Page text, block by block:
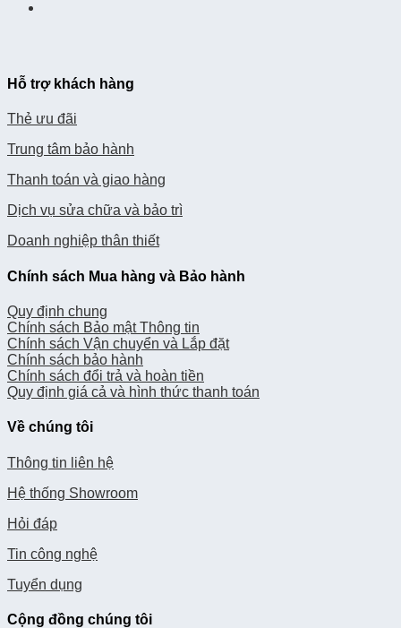
Hỗ trợ khách hàng
Thẻ ưu đãi
Trung tâm bảo hành
Thanh toán và giao hàng
Dịch vụ sửa chữa và bảo trì
Doanh nghiệp thân thiết
Chính sách Mua hàng và Bảo hành
Quy định chung
Chính sách Bảo mật Thông tin
Chính sách Vận chuyển và Lắp đặt
Chính sách bảo hành
Chính sách đổi trả và hoàn tiền
Quy định giá cả và hình thức thanh toán
Về chúng tôi
Thông tin liên hệ
Hệ thống Showroom
Hỏi đáp
Tin công nghệ
Tuyển dụng
Cộng đồng chúng tôi